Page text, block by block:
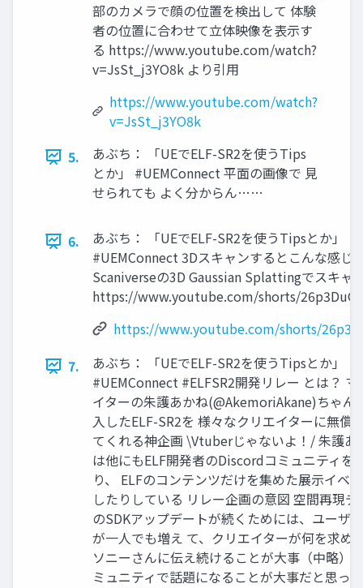
部のカメラで顔の位置を検出して 体験
者の位置に合わせて立体映像を表示す
る https://www.youtube.com/watch?
v=JsSt_j3YO8k より引用
https://www.youtube.com/watch?
v=JsSt_j3YO8k
5.
あぶち： 「UEでELF-SR2を使うTips
とか」 #UEMConnect 平面の画像で 見
せられても よく分からん……
6.
あぶち： 「UEでELF-SR2を使うTipsとか」
#UEMConnect 3Dスキャンするとこんな感じ
Scaniverseの3D Gaussian Splattingでスキャ
https://www.youtube.com/shorts/
https://www.youtube.com/shorts/
7.
あぶち： 「UEでELF-SR2を使うTipsとか」
#UEMConnect #ELFSR2開発リレー とは？
イターの朱護あかね(@AkemoriAkane)ちゃん
入したELF-SR2を 様々なクリエイターに無償
てくれる神企画 \Vtuberじゃないよ！/ 朱護あ
は他にもELF開発者のDiscordコミュニティを
り、 ELFのコンテンツだけを集めた展示イベ
したりしている リレー企画の意図 空間再現デ
のSDKアップデートが続くためには、ユーザ
が一人でも増え て、クリエイターが何を求め
ソニーさんに伝え続けることが大事（中略）
ミュニティで話題になることが大事だと思っ